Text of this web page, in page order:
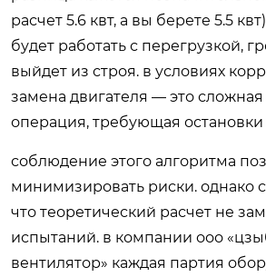
расчет 5.6 квт, а вы берете 5.5
будет работать с перегрузкой,
выйдет из строя. в условиях
замена двигателя — это сложная
операция, требующая остановки
соблюдение этого алгоритма
минимизировать риски. однако
что теоретический расчет не
испытаний. в компании ооо
вентилятор» каждая партия